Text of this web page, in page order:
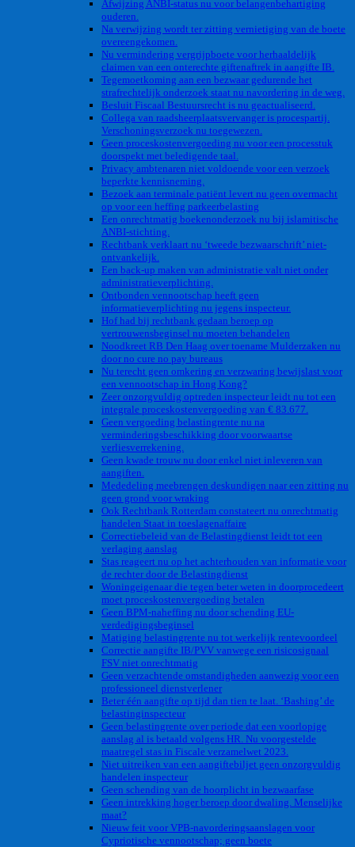
Afwijzing ANBI-status nu voor belangenbehartiging
ouderen.
Na verwijzing wordt ter zitting vernietiging van de boete
overeengekomen.
Nu vermindering vergrijpboete voor herhaaldelijk
claimen van een onterechte giftenaftrek in aangifte IB.
Tegemoetkoming aan een bezwaar gedurende het
strafrechtelijk onderzoek staat nu navordering in de weg.
Besluit Fiscaal Bestuursrecht is nu geactualiseerd.
Collega van raadsheerplaatsvervanger is procespartij.
Verschoningsverzoek nu toegewezen.
Geen proceskostenvergoeding nu voor een processtuk
doorspekt met beledigende taal.
Privacy ambtenaren niet voldoende voor een verzoek
beperkte kennisneming.
Bezoek aan terminale patiënt levert nu geen overmacht
op voor een heffing parkeerbelasting
Een onrechtmatig boekenonderzoek nu bij islamitische
ANBI-stichting.
Rechtbank verklaart nu ‘tweede bezwaarschrift’ niet-
ontvankelijk.
Een back-up maken van administratie valt niet onder
administratieverplichting.
Ontbonden vennootschap heeft geen
informatieverplichting nu jegens inspecteur.
Hof had bij rechtbank gedaan beroep op
vertrouwensbeginsel nu moeten behandelen
Noodkreet RB Den Haag over toename Mulderzaken nu
door no cure no pay bureaus
Nu terecht geen omkering en verzwaring bewijslast voor
een vennootschap in Hong Kong?
Zeer onzorgvuldig optreden inspecteur leidt nu tot een
integrale proceskostenvergoeding van € 83.677.
Geen vergoeding belastingrente nu na
verminderingsbeschikking door voorwaartse
verliesverrekening.
Geen kwade trouw nu door enkel niet inleveren van
aangiften.
Mededeling meebrengen deskundigen naar een zitting nu
geen grond voor wraking
Ook Rechtbank Rotterdam constateert nu onrechtmatig
handelen Staat in toeslagenaffaire
Correctiebeleid van de Belastingdienst leidt tot een
verlaging aanslag
Stas reageert nu op het achterhouden van informatie voor
de rechter door de Belastingdienst
Woningeigenaar die tegen beter weten in doorprocedeert
moet proceskostenvergoeding betalen
Geen BPM-naheffing nu door schending EU-
verdedigingsbeginsel
Matiging belastingrente nu tot werkelijk rentevoordeel
Correctie aangifte IB/PVV vanwege een risicosignaal
FSV niet onrechtmatig
Geen verzachtende omstandigheden aanwezig voor een
professioneel dienstverlener
Beter één aangifte op tijd dan tien te laat. ‘Bashing’ de
belastinginspecteur
Geen belastingrente over periode dat een voorlopige
aanslag al is betaald volgens HR. Nu voorgestelde
maatregel stas in Fiscale verzamelwet 2023.
Niet uitreiken van een aangiftebiljet geen onzorgvuldig
handelen inspecteur
Geen schending van de hoorplicht in bezwaarfase
Geen intrekking hoger beroep door dwaling. Menselijke
maat?
Nieuw feit voor VPB-navorderingsaanslagen voor
Cypriotische vennootschap; geen boete